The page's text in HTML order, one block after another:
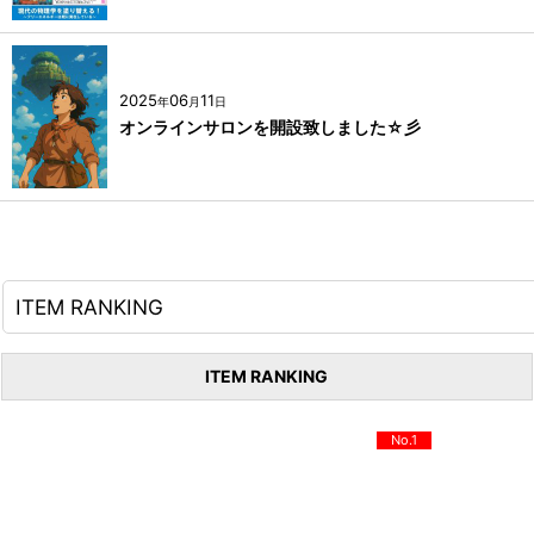
2025年06月11日
オンラインサロンを開設致しました☆彡
ITEM RANKING
ITEM RANKING
No.1